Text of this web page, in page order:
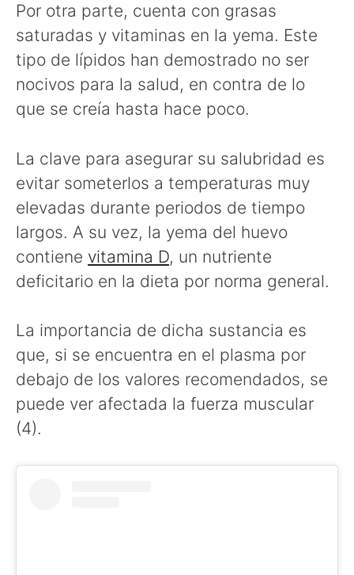
Por otra parte, cuenta con grasas
saturadas y vitaminas en la yema. Este
tipo de lípidos han demostrado no ser
nocivos para la salud, en contra de lo
que se creía hasta hace poco.
La clave para asegurar su salubridad es
evitar someterlos a temperaturas muy
elevadas durante periodos de tiempo
largos. A su vez, la yema del huevo
contiene vitamina D, un nutriente
deficitario en la dieta por norma general.
La importancia de dicha sustancia es
que, si se encuentra en el plasma por
debajo de los valores recomendados, se
puede ver afectada la fuerza muscular
(4).